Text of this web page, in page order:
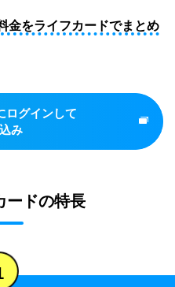
金をライフカードでまとめ
ログインして
み
ードの特長